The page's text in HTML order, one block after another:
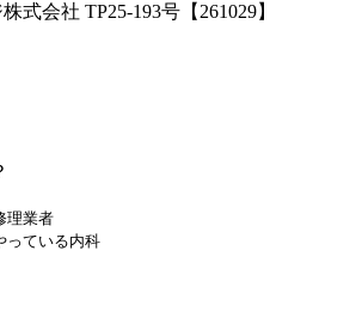
式会社 TP25-193号【261029】
理業者
っている内科